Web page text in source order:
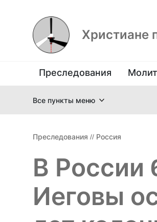
Христиане
Преследования
Все пункты меню
Преследования // Россия
В России
Иеговы